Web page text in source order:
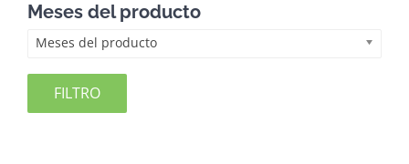
Meses del producto
Meses del producto
FILTRO